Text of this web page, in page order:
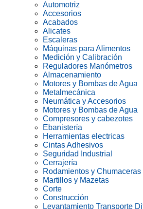
Automotriz
Accesorios
Acabados
Alicates
Escaleras
Máquinas para Alimentos
Medición y Calibración
Reguladores Manómetros
Almacenamiento
Motores y Bombas de Agua
Metalmecánica
Neumática y Accesorios
Motores y Bombas de Agua
Compresores y cabezotes
Ebanistería
Herramientas electricas
Cintas Adhesivos
Seguridad Industrial
Cerrajería
Rodamientos y Chumaceras
Martillos y Mazetas
Corte
Construcción
Levantamiento Transporte